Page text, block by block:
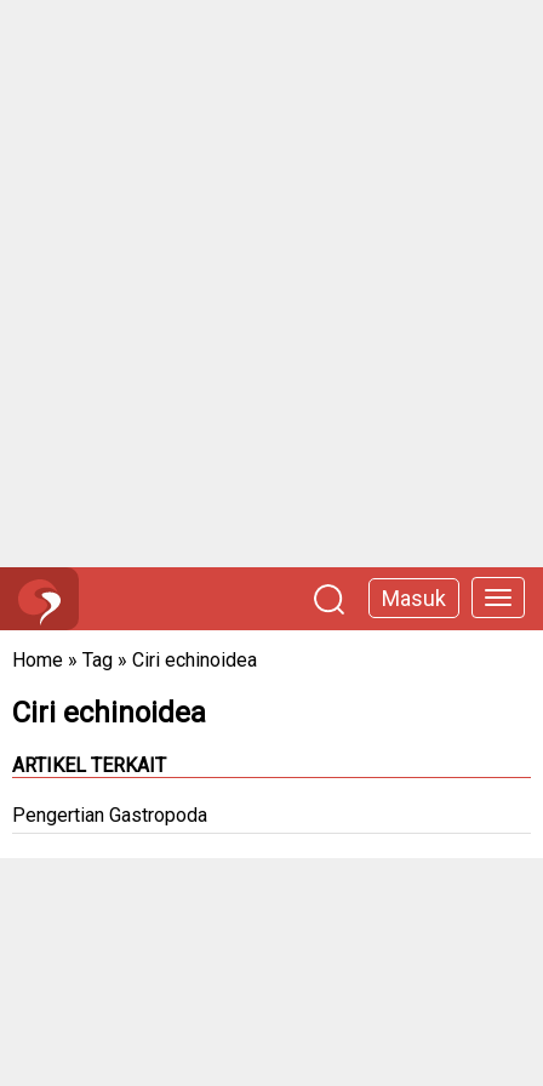
Masuk
Home » Tag » Ciri echinoidea
Ciri echinoidea
ARTIKEL TERKAIT
Pengertian Gastropoda